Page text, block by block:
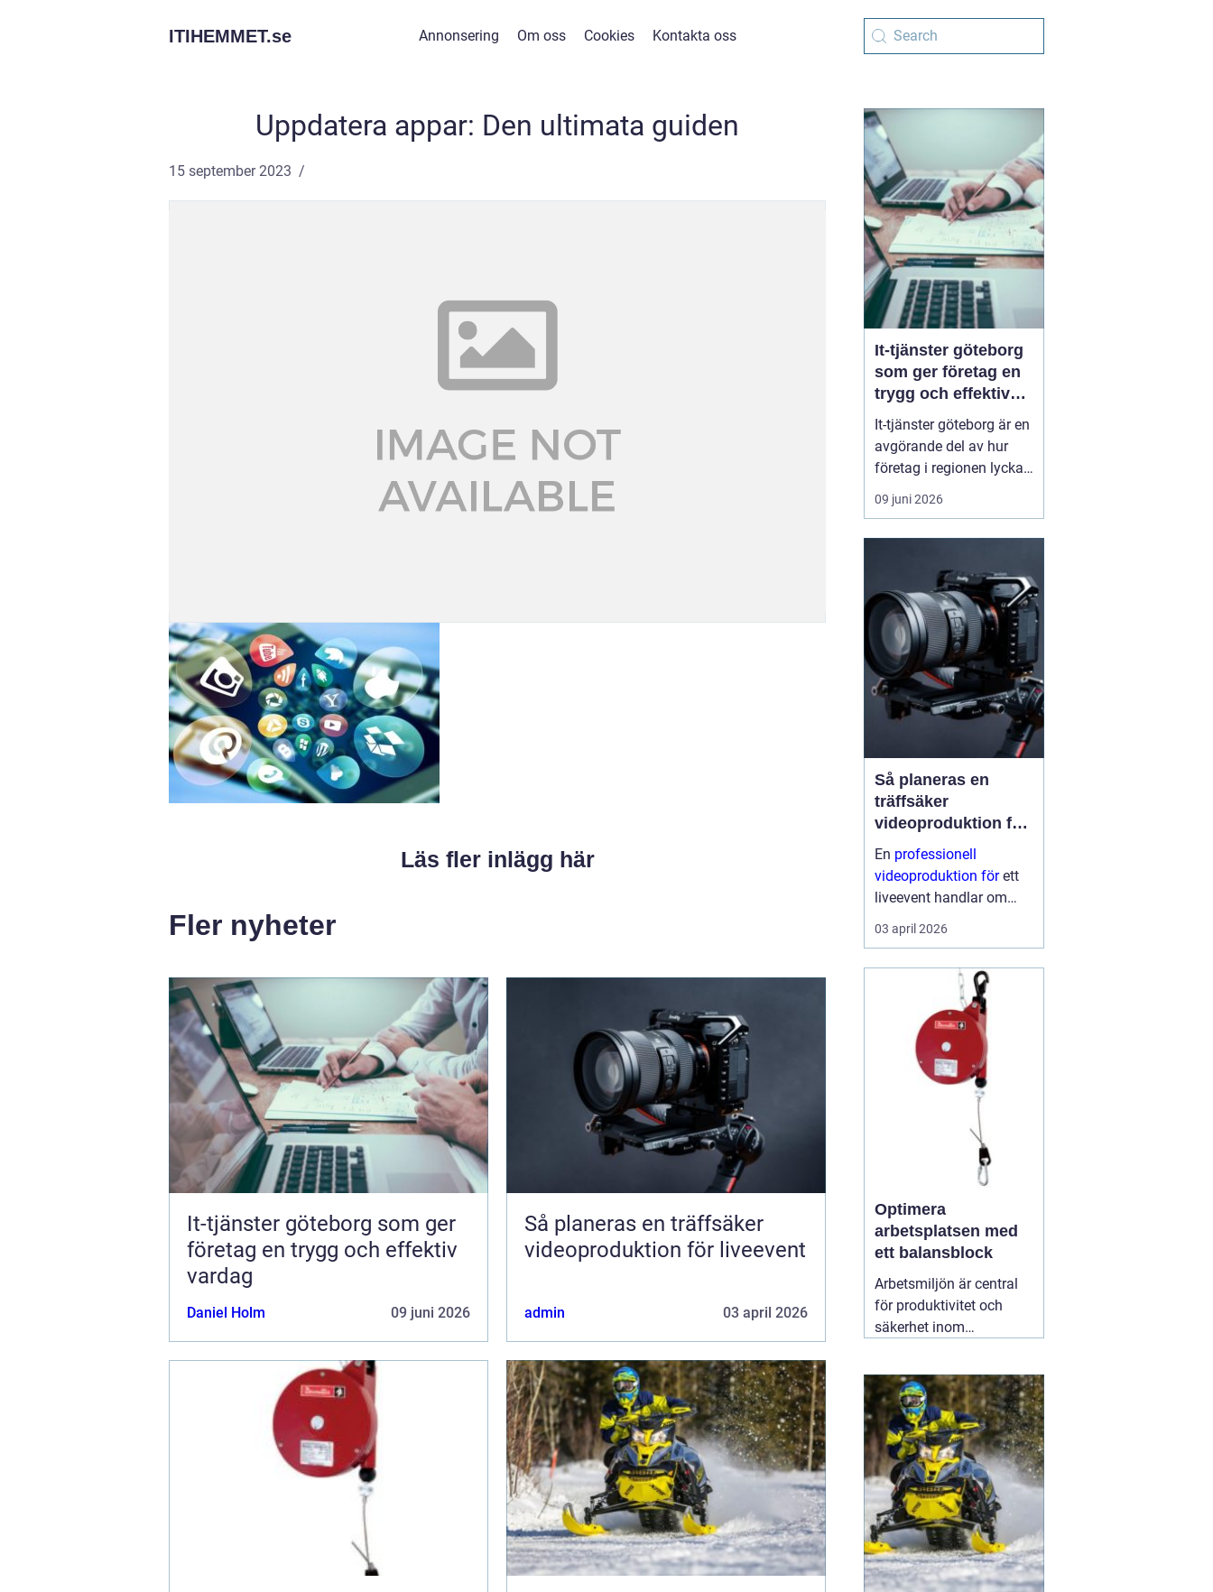
ITIHEMMET.se Annonsering Om oss Cookies Kontakta oss
Uppdatera appar: Den ultimata guiden
15 september 2023
Läs fler inlägg här
Fler nyheter
It-tjänster göteborg som ger
företag en trygg och effektiv
vardag
Daniel Holm 09 juni 2026
Så planeras en träffsäker
videoproduktion för liveevent
admin 03 april 2026
It-tjänster göteborg
som ger företag en
trygg och effektiv
vardag
It-tjänster göteborg är en
avgörande del av hur
företag i regionen lyckas
skapa en säker, stabil
och effektiv digital
blir arbetsdagen
smidigare, personalen
mindre stressad och
kunderna mer nöjda.
Många verks...
09 juni 2026
Så planeras en
träffsäker
videoproduktion för
liveevent
En professionell
videoproduktion förett
liveevent handlar om
långt mer än kameror
och skärmar. Den avgör
talare, artister och
och på distans. När
planeri...
03 april 2026
Optimera
arbetsplatsen med
ett balansblock
Arbetsmiljön är central
för produktivitet och
säkerhet inom
över. För att skapa en
optimal arbetsmiljö är
ergonomi och
hjälpmedel15 februari
2026